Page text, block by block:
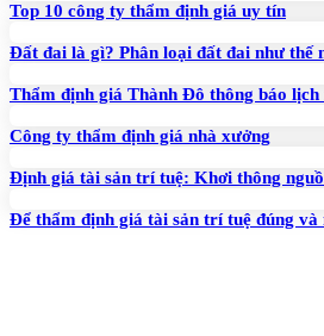
Top 10 công ty thẩm định giá uy tín
Đất đai là gì? Phân loại đất đai như thế
Thẩm định giá Thành Đô thông báo lịch
Công ty thẩm định giá nhà xưởng
Định giá tài sản trí tuệ: Khơi thông
Để thẩm định giá tài sản trí tuệ đúng và